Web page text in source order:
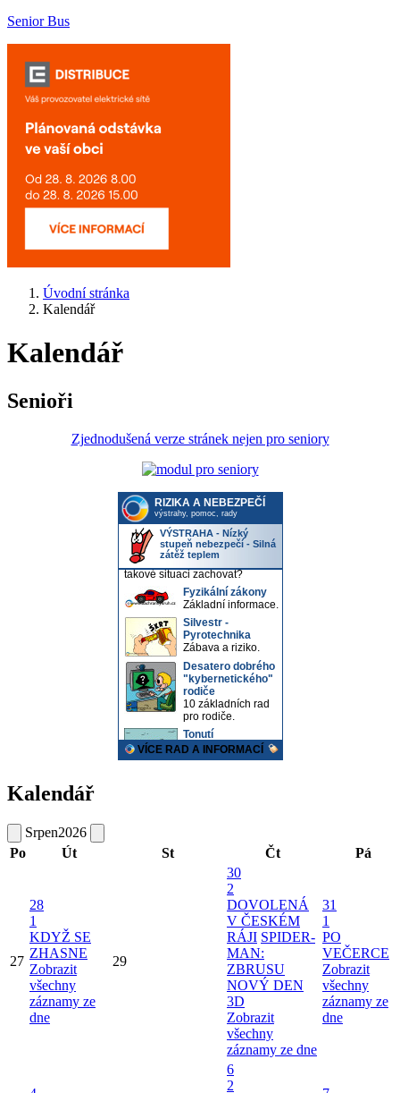
Senior Bus
Úvodní stránka
Kalendář
Kalendář
Senioři
Zjednodušená verze stránek nejen pro seniory
Kalendář
Srpen2026
Po
Út St Čt Pá
27
28
1
KDYŽ SE
ZHASNE
Zobrazit
všechny
záznamy ze
dne
29
30
2
DOVOLENÁ
V ČESKÉM
RÁJI SPIDER-
MAN:
ZBRUSU
NOVÝ DEN
3D
Zobrazit
všechny
záznamy ze dne
31
1
PO
VEČERCE
Zobrazit
všechny
záznamy ze
dne
6
2